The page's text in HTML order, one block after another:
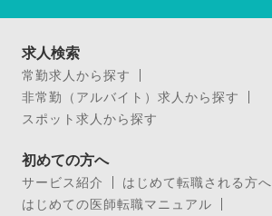
求人検索
常勤求人から探す
非常勤（アルバイト）求人から探す
スポット求人から探す
初めての方へ
サービス紹介
はじめて転職される方へ
はじめての医師転職マニュアル